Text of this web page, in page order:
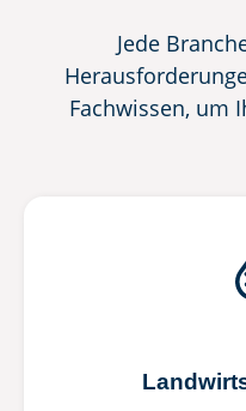
Jede
Fachwissen, um